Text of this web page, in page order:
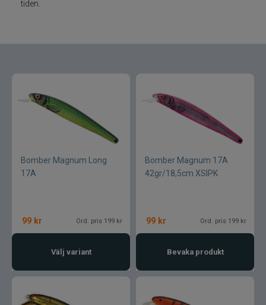
Mikado
Fox International
Ahrex
Baltic
tiden.
Bomber Magnum Long
17A
99 kr Ord. pris 199 kr
Välj variant
Bomber Magnum 17A
42gr/18,5cm XSIPK
99 kr Ord. pris 199 kr
Bevaka produkt